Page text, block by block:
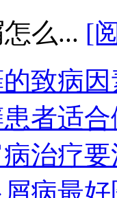
么... [
致病
者适
治疗
病最